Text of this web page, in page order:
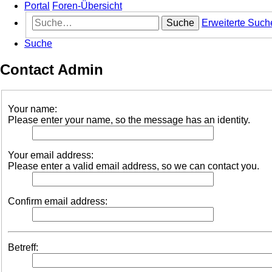
Portal
Foren-Übersicht
Suche
Erweiterte
Suche
Contact Admin
Your name:
Please enter your name, so the message has an identity.
Your email address:
Please enter a valid email address, so we can contact you.
Confirm email address:
Betreff: